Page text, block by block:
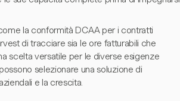
la conformità DCAA per i contratti
di tracciare sia le ore fatturabili che
scelta versatile per le diverse esigenze
selezionare una soluzione di
e la crescita.